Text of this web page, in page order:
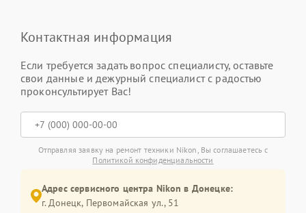
Контактная информация
Если требуется задать вопрос специалисту, оставьте
свои данные и дежурный специалист с радостью
проконсультирует Вас!
Отправляя заявку на ремонт техники Nikon, Вы соглашаетесь с
Политикой конфиденциальности
Адрес сервисного центра Nikon в Донецке:
г. Донецк, Первомайская ул., 51